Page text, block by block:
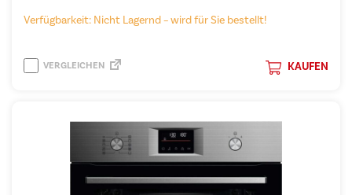
Verfügbarkeit: Nicht Lagernd – wird für Sie bestellt!
KAUFEN
VERGLEICHEN